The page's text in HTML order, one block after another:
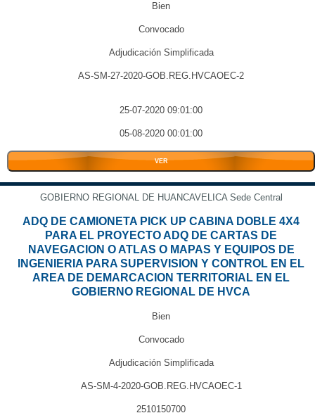
Bien
Convocado
Adjudicación Simplificada
AS-SM-27-2020-GOB.REG.HVCAOEC-2
25-07-2020 09:01:00
05-08-2020 00:01:00
VER
GOBIERNO REGIONAL DE HUANCAVELICA Sede Central
ADQ DE CAMIONETA PICK UP CABINA DOBLE 4X4
PARA EL PROYECTO ADQ DE CARTAS DE
NAVEGACION O ATLAS O MAPAS Y EQUIPOS DE
INGENIERIA PARA SUPERVISION Y CONTROL EN EL
AREA DE DEMARCACION TERRITORIAL EN EL
GOBIERNO REGIONAL DE HVCA
Bien
Convocado
Adjudicación Simplificada
AS-SM-4-2020-GOB.REG.HVCAOEC-1
2510150700